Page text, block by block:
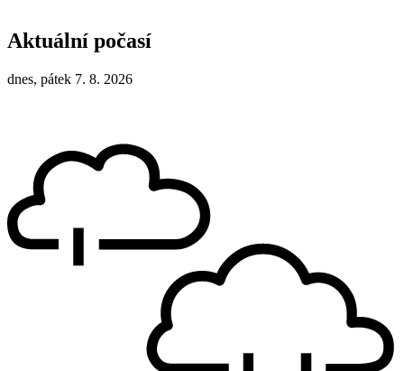
Aktuální počasí
dnes, pátek 7. 8. 2026